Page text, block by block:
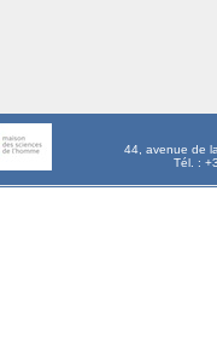
44, avenue de
Tél. :